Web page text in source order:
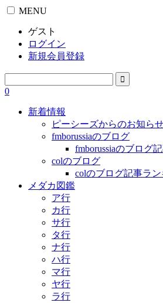
MENU
ゲスト
ログイン
新規会員登録
0
新着情報
ピーシーズからのお知ら
fmborussiaのブログ
fmborussiaのブログ
colのブログ
colのブログ記事ラ
メダカ図鑑
ア行
カ行
サ行
タ行
ナ行
ハ行
マ行
ヤ行
ラ行